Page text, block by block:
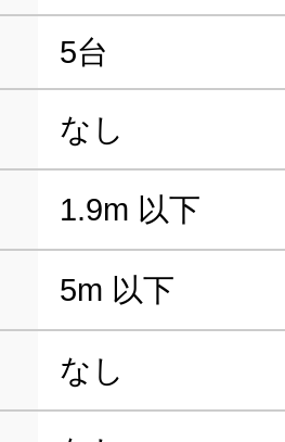
5台
なし
1.9m 以下
5m 以下
なし